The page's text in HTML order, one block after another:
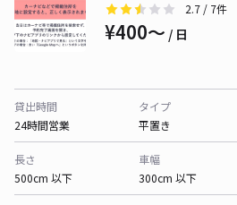
2.7 / 7件
¥400〜 / 日
貸出時間
24時間営業
タイプ
平置き
長さ
500cm 以下
車幅
300cm 以下